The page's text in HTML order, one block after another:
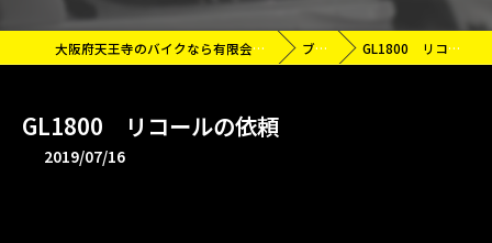
大阪府天王寺のバイクなら有限会社タイガーオート ブログ GL1800 リコールの依頼
GL1800 リコールの依頼
2019/07/16